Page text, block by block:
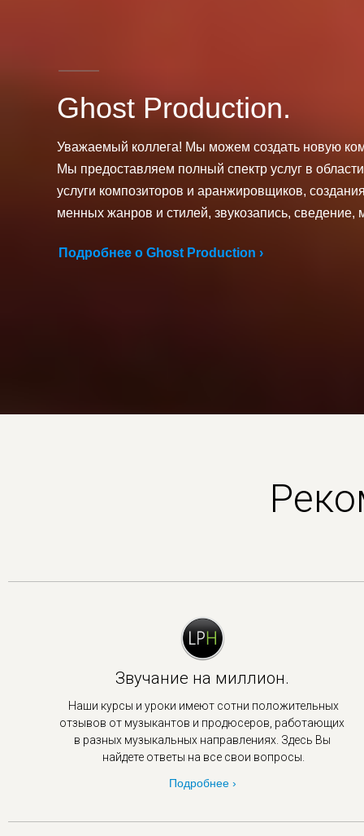
Подробнее ›
Ghost Production.
Подробнее о Ghost Production ›
Звучание на миллион.
Наши курсы и уроки имеют сотни положительных
отзывов от музыкантов и продюсеров, работающих
в разных музыкальных направлениях. Здесь Вы
найдете ответы на все свои вопросы.
Уважаемый коллега! Мы можем создать новую
Мы предоставляем полный спектр услуг в
услуги композиторов и аранжировщиков,
менных жанров и стилей, звукозапись, сведение,